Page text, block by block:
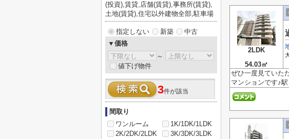
2LDK
54.03㎡
ぜひ一度見ていた
マンションです♪
(投資),賃貸,店舗(賃貸),事務所(賃貸),
土地(賃貸),住宅以外建物全部,駐車場
指定しない 新築
中古
▼価格
～
値下げ物件
3件が該当
間取り
ワンルーム
1K/1DK/1LDK
2K/2DK/2LDK
3K/3DK/3LDK